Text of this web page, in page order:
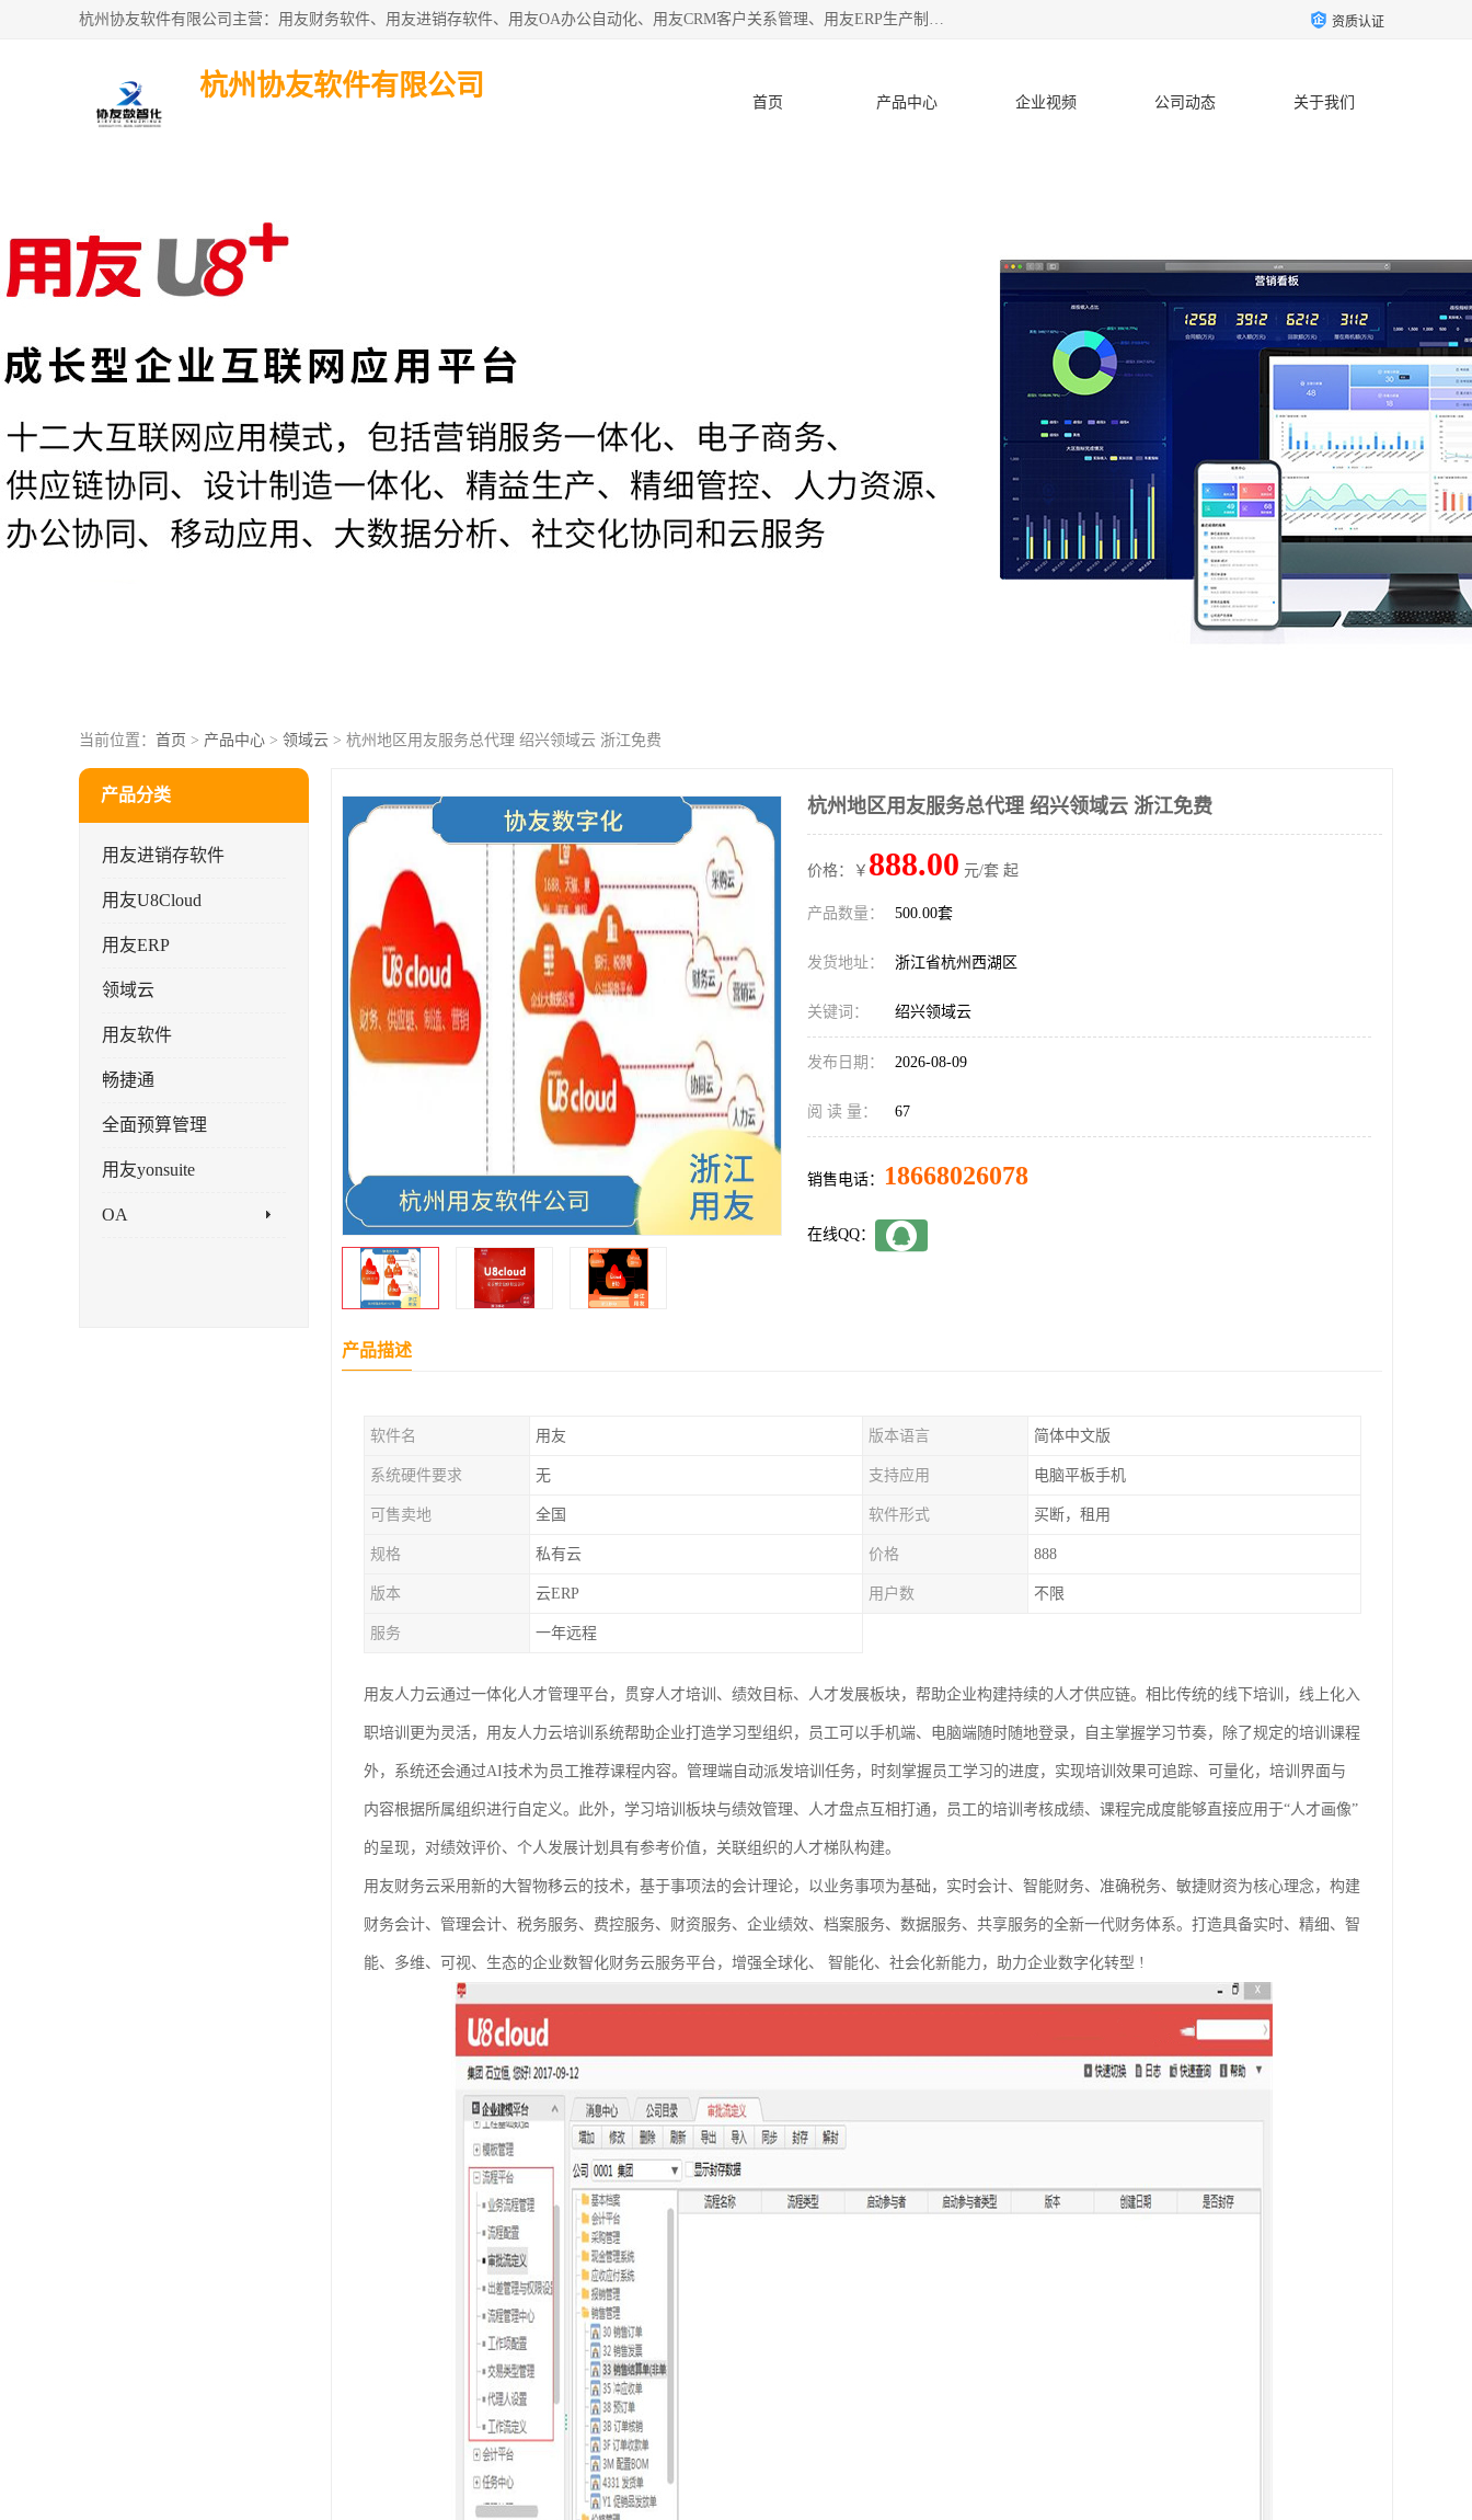
杭州协友软件有限公司主营：用友财务软件、用友进销存软件、用友OA办公自动化、用友CRM客户关系管理、用友ERP生产制造管理等;是一家用友管理软件咨询服务商。自创立至今，一直致力于为客户提供顾问式ERP管理解决方案务，为企业提供了财务管理、供应链和物流管理、生产制造管理、管理、知识与协同管理、客户关系管理等信息化建设领域的应用。 资质认证
杭州协友软件有限公司
首页 产品中心 企业视频 公司动态 关于我们
当前位置： 首页 > 产品中心 > 领域云 > 杭州地区用友服务总代理 绍兴领域云 浙江免费
产品分类
用友进销存软件
用友U8Cloud
用友ERP
领域云
用友软件
畅捷通
全面预算管理
用友yonsuite
OA
杭州地区用友服务总代理 绍兴领域云 浙江免费
价格：￥ 888.00 元/套 起
产品数量： 500.00套
发货地址： 浙江省杭州西湖区
关键词： 绍兴领域云
发布日期： 2026-08-09
阅 读 量： 67
销售电话： 18668026078
在线QQ：
产品描述
软件名 用友 版本语言 简体中文版
系统硬件要求 无 支持应用 电脑平板手机
可售卖地 全国 软件形式 买断，租用
规格 私有云 价格 888
版本 云ERP 用户数 不限
服务 一年远程
用友人力云通过一体化人才管理平台，贯穿人才培训、绩效目标、人才发展板块，帮助企业构建持续的人才供应链。相比传统的线下培训，线上化入
职培训更为灵活，用友人力云培训系统帮助企业打造学习型组织，员工可以手机端、电脑端随时随地登录，自主掌握学习节奏，除了规定的培训课程
外，系统还会通过AI技术为员工推荐课程内容。管理端自动派发培训任务，时刻掌握员工学习的进度，实现培训效果可追踪、可量化，培训界面与
内容根据所属组织进行自定义。此外，学习培训板块与绩效管理、人才盘点互相打通，员工的培训考核成绩、课程完成度能够直接应用于“人才画像”
的呈现，对绩效评价、个人发展计划具有参考价值，关联组织的人才梯队构建。
用友财务云采用新的大智物移云的技术，基于事项法的会计理论，以业务事项为基础，实时会计、智能财务、准确税务、敏捷财资为核心理念，构建
财务会计、管理会计、税务服务、费控服务、财资服务、企业绩效、档案服务、数据服务、共享服务的全新一代财务体系。打造具备实时、精细、智
能、多维、可视、生态的企业数智化财务云服务平台，增强全球化、 智能化、社会化新能力，助力企业数字化转型 !